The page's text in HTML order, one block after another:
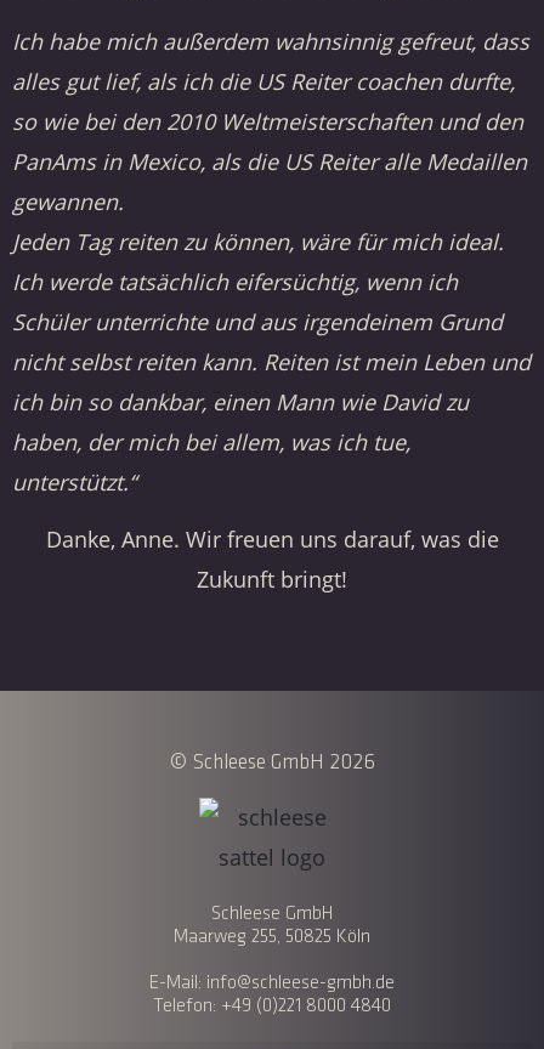
Ich habe mich außerdem wahnsinnig gefreut, dass
alles gut lief, als ich die US Reiter coachen durfte,
so wie bei den 2010 Weltmeisterschaften und den
PanAms in Mexico, als die US Reiter alle Medaillen
gewannen.
Jeden Tag reiten zu können, wäre für mich ideal.
Ich werde tatsächlich eifersüchtig, wenn ich
Schüler unterrichte und aus irgendeinem Grund
nicht selbst reiten kann. Reiten ist mein Leben und
ich bin so dankbar, einen Mann wie David zu
haben, der mich bei allem, was ich tue,
unterstützt.“
Danke, Anne. Wir freuen uns darauf, was die
Zukunft bringt!
© Schleese GmbH 2026
Schleese GmbH
Maarweg 255, 50825 Köln
E-Mail: info@schleese-gmbh.de
Telefon: +49 (0)221 8000 4840